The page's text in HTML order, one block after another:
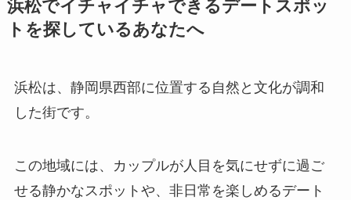
浜松でイチャイチャできるデートスポッ
トを探しているあなたへ
浜松は、静岡県西部に位置する自然と文化が調和
した街です。
この地域には、カップルが人目を気にせずに過ご
せる静かなスポットや、非日常を楽しめるデート